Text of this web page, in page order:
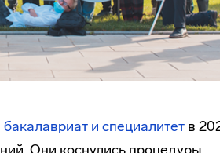
и специалитетв